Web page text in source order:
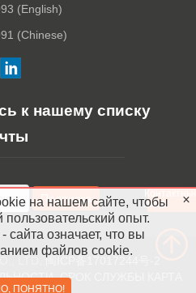
(English)
(Chinese)
к нашему списку
闽ICP备17017244号-2
СРОК СЛУЖБЫ
лица
на нашем сайте, чтобы
опыт.
сайта означает, что вы
файлов cookie.
ПОНЯТНО!